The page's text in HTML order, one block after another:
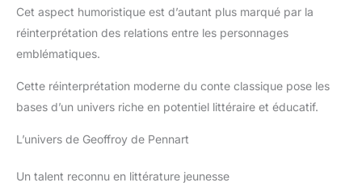
Cet aspect humoristique est d’autant plus marqué par la
réinterprétation des relations entre les personnages
emblématiques.
Cette réinterprétation moderne du conte classique pose les
bases d’un univers riche en potentiel littéraire et éducatif.
L’univers de Geoffroy de Pennart
Un talent reconnu en littérature jeunesse